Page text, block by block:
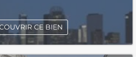
CE BIEN